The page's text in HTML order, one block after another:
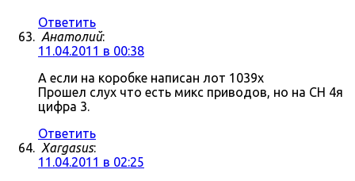
Ответить
Анатолий:
11.04.2011 в 00:38
А если на коробке написан лот 1039x
Прошел слух что есть микс приводов, но на СН 4я
цифра 3.
Ответить
Xargasus:
11.04.2011 в 02:25